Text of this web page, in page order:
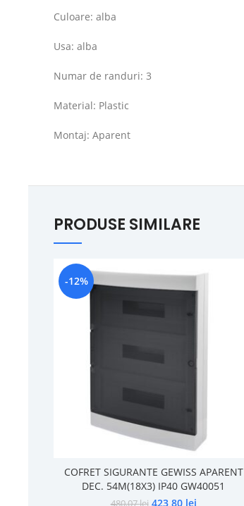
Culoare: alba
Usa: alba
Numar de randuri: 3
Material: Plastic
Montaj: Aparent
PRODUSE SIMILARE
-12%
COFRET SIGURANTE GEWISS APARENT
DEC. 54M(18X3) IP40 GW40051
480,07lei 423,80 lei